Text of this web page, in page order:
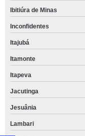
Ibitiúra de Minas
Inconfidentes
Itajubá
Itamonte
Itapeva
Jacutinga
Jesuânia
Lambari